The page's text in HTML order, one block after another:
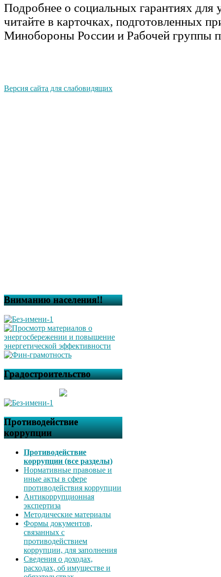
Подробнее о социальных гарантиях
читайте в карточках, подготовленных
Минобороны России и Рабочей группы
Версия сайта для слабовидящих
Вниманию населения!!
Градостроительство
Противодействие
коррупции
Противодействие
коррупции (все разделы)
Нормативные правовые и
иные акты в сфере
противодействия коррупции
Антикоррупционная
экспертиза
Методические материалы
Формы документов,
связанных с
противодействием
коррупции, для заполнения
Сведения о доходах,
расходах, об имуществе и